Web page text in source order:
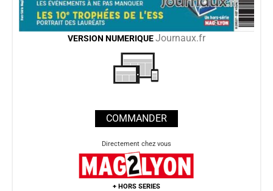
VERSION NUMERIQUEJournaux.fr
COMMANDER
Directement chez vous
+ HORS SERIES